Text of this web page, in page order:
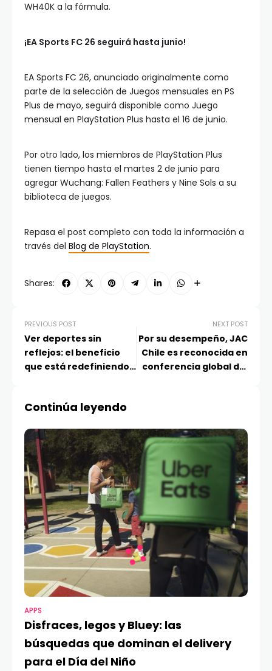
WH40K a la fórmula.
¡EA Sports FC 26 seguirá hasta junio!
EA Sports FC 26, anunciado originalmente como
parte de la selección de Juegos mensuales en PS
Plus de mayo, seguirá disponible como Juego
mensual en PlayStation Plus hasta el 16 de junio.
Por otro lado, los miembros de PlayStation Plus
tienen tiempo hasta el martes 2 de junio para
agregar Wuchang: Fallen Feathers y Nine Sols a su
biblioteca de juegos.
Repasa el post completo con toda la información a
través del Blog de PlayStation.
Shares:
PREVIOUS POST
Ver deportes sin
reflejos: el beneficio
que está redefiniendo
NEXT POST
Por su desempeño, JAC
Chile es reconocida en
conferencia global del
Continúa leyendo
APPS
Disfraces, legos y Bluey: las
búsquedas que dominan el delivery
para el Día del Niño